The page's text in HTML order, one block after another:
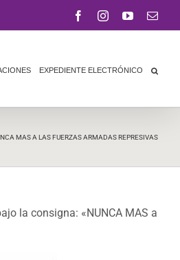
FacebookInstagramYouTube
EXPEDIENTE ELECTRÓNICO
MAS A LAS FUERZAS ARMADAS REPRESIVAS
la consigna: «NUNCA MAS a